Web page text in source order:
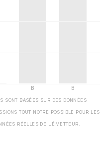
SONT BASÉES SUR DES DONNÉES
TOUT NOTRE POSSIBLE POUR LES
RÉELLES DE L'ÉMETTEUR.